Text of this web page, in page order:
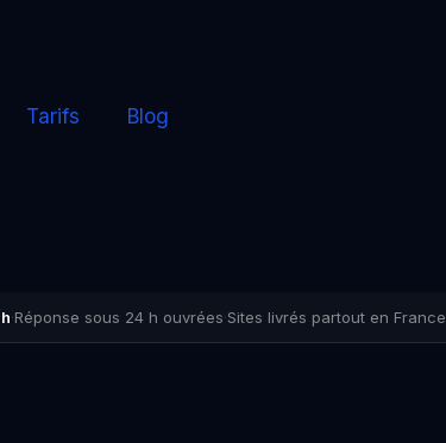
Tarifs Blog
·Réponse sous 24 h ouvrées·Sites livrés partout en France